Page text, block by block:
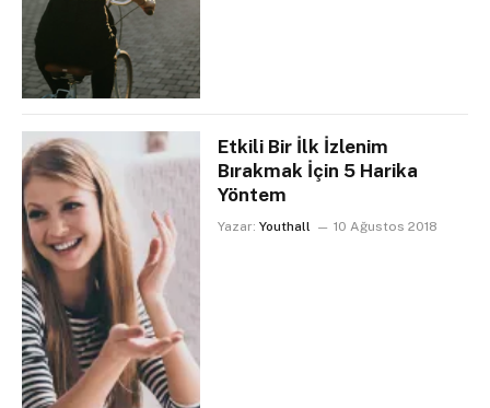
Etkili Bir İlk İzlenim
Bırakmak İçin 5 Harika
Yöntem
Yazar: Youthall 10 Ağustos 2018